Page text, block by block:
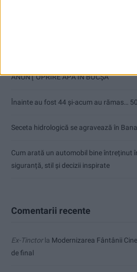
ANUNŢ OPRIRE APĂ ÎN BOCȘA
Înainte au fost 44 și-acum au rămas…
Seceta hidrologică se agravează în
Cum arată un automobil bine întreținut
siguranță, stil și decizii inspirate
Comentarii recente
Ex-Tinctorla Modernizarea Fântânii
de final